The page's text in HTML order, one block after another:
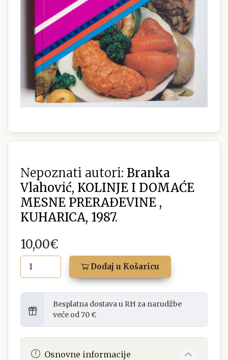
Nepoznati autori: Branka
Vlahović, KOLINJE I DOMAĆE
MESNE PRERAĐEVINE ,
KUHARICA, 1987.
10,00€
Dodaj u Košaricu
Besplatna dostava u RH za narudžbe
veće od 70 €
Osnovne informacije